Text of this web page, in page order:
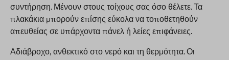
συντήρηση. Μένουν στους τοίχους σας όσο θέλετε. Τα
πλακάκια μπορούν επίσης εύκολα να τοποθετηθούν
απευθείας σε υπάρχοντα πάνελ ή λείες επιφάνειες.
Αδιάβροχο, ανθεκτικό στο νερό και τη θερμότητα. Οι